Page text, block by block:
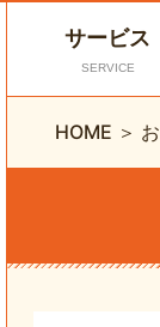
サービス
SERVICE
HOME ＞